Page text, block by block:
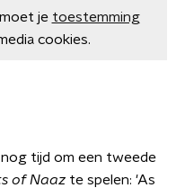
je toestemming
cookies.
tijd om een tweede
of Naaz te spelen: 'As